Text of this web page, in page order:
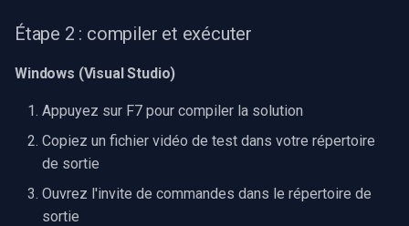
Étape 2 : compiler et exécuter
Windows (Visual Studio)
Appuyez sur F7 pour compiler la solution
Copiez un fichier vidéo de test dans votre répertoire
de sortie
Ouvrez l'invite de commandes dans le répertoire de
sortie